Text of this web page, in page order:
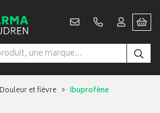
Douleur et fièvre Ibuprofène